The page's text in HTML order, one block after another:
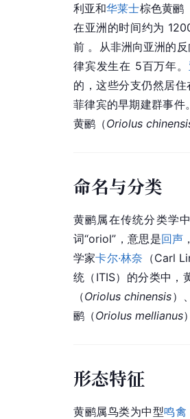
利亚和华莱士棕色黄鹂
在亚洲的时间约为
前 。从非洲向亚洲的
律宾发生在 5百万年。
的，这些分支仍然居
菲律宾的早期建群事件
黄鹂（Oriolus
命名与分类
黄鹂属在传统分类学
词“oriol”，意思是回声
学家卡尔·林奈 （Carl
统（ITIS）的分类中，
（Oriolus chinensis）
鹂（Oriolus mellianus
形态特征
黄鹂属鸟类为中型鸣禽